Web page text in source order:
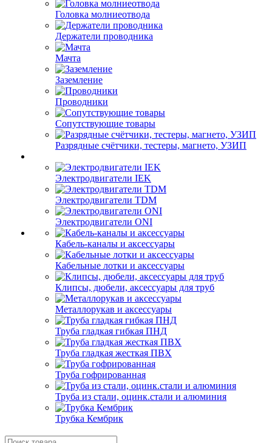
Головка молниеотвода
Держатели проводника
Мачта
Заземление
Проводники
Сопутствующие товары
Разрядные счётчики, тестеры, магнето, УЗИП
Электродвигатели IEK
Электродвигатели TDM
Электродвигатели ONI
Кабель-каналы и аксессуары
Кабельные лотки и аксессуары
Клипсы, дюбели, аксессуары для труб
Металлорукав и аксессуары
Труба гладкая гибкая ПНД
Труба гладкая жесткая ПВХ
Труба гофрированная
Труба из стали, оцинк.стали и алюминия
Трубка Кембрик